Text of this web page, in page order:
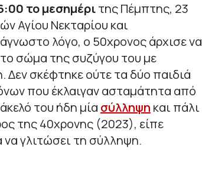
το μεσημέριτης Πέμπτης, 23
Αγίου Νεκταρίου και
λόγο, ο 50χρονος άρχισε να
σώμα της συζύγου του με
σκέφτηκε ούτε τα δύο παιδιά
που έκλαιγαν ασταμάτητα από
του ήδη μία σύλληψη και πάλι
της 40χρονης (2023), είπε
να γλιτώσει τη σύλληψη.